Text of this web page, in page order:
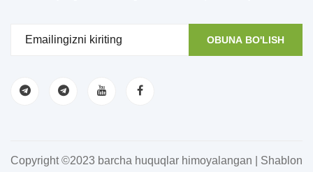
OBUNA BO'LISH
Copyright ©2023 barcha huquqlar himoyalangan | Shablon